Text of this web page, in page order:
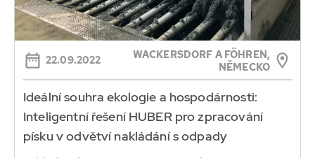
22.09.2022
WACKERSDORF A FÖHREN,
NĚMECKO
Ideální souhra ekologie a hospodárnosti:
Inteligentní řešení HUBER pro zpracování
písku v odvětví nakládání s odpady